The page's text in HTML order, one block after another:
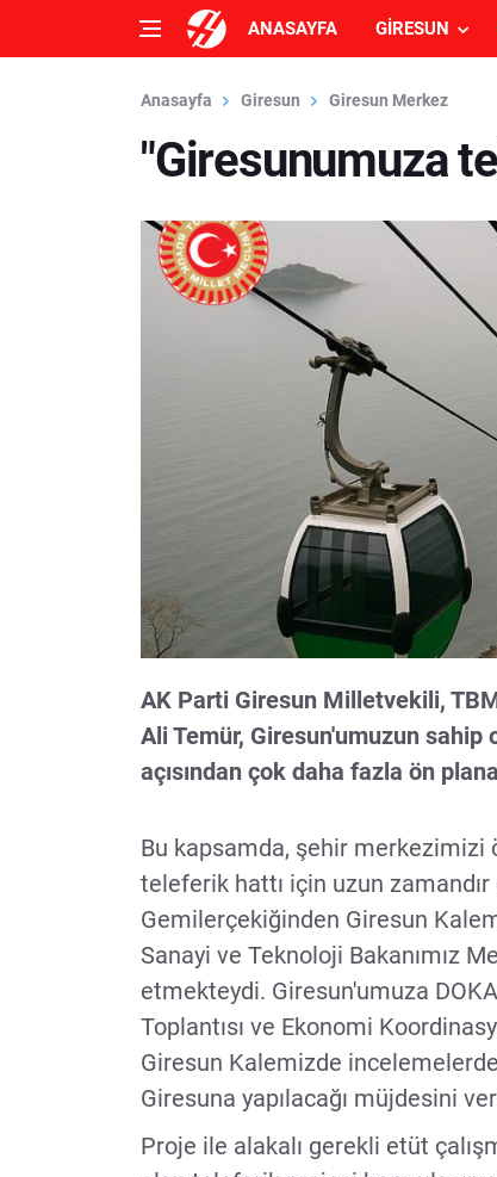
ANASAYFA GIRESUN
Anasayfa Giresun Giresun Merkez
"Giresunumuza
AK Parti Giresun Milletvekili,
Ali Temür, Giresun'umuzun
açısından çok daha fazla ön
Bu kapsamda, şehir
teleferik hattı için uzun
Gemilerçekiğinden Giresun
Sanayi ve Teknoloji Bakanımız
etmekteydi. Giresun'umuza
Toplantısı ve Ekonomi
Giresun Kalemizde
Giresuna yapılacağı müjdesini
Proje ile alakalı gerekli etüt